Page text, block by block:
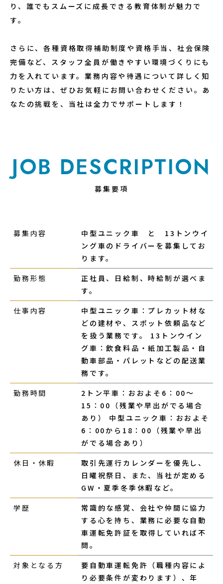
り、誰でもスムーズに成長できる教育体制が魅力で
す。
さらに、各種資格取得補助制度や資格手当、社会保険
完備など、スタッフ全員が働きやすい環境づくりにも
力を入れています。業務内容や待遇について詳しく知
りたい方は、ぜひお気軽にお問い合わせください。あ
なたの挑戦を、当社は全力でサポートします！
JOB DESCRIPTION
募集要項
募集内容
中型ユニック車 と 13トンウイ
ング車のドライバーを募集してお
ります。
勤務形態
正社員、日給制、時給制が選べま
す。
仕事内容
中型ユニック車：プレカット材な
どの建材や、スポット依頼品など
を扱う業務です。 13トンウイン
グ車：飲食料品・紙加工製品・自
動車部品・パレットなどの配送業
務です。
勤務時間
2トン平車：おおよそ6：00～
15：00（残業や早出がでる場合
あり） 中型ユニック車：おおよそ
6：00から18：00（残業や早出
がでる場合あり）
休日・休暇
取引先運行カレンダーを優先し、
日曜祝祭日、また、当社が定める
GW・夏季冬季休暇など。
学歴
常識的な感覚、会社や仲間に協力
する心を持ち、業務に必要な自動
車運転免許証を取得していれば不
問。
対象となる方
要自動車運転免許（職種内容によ
り必要条件が変わります）、年